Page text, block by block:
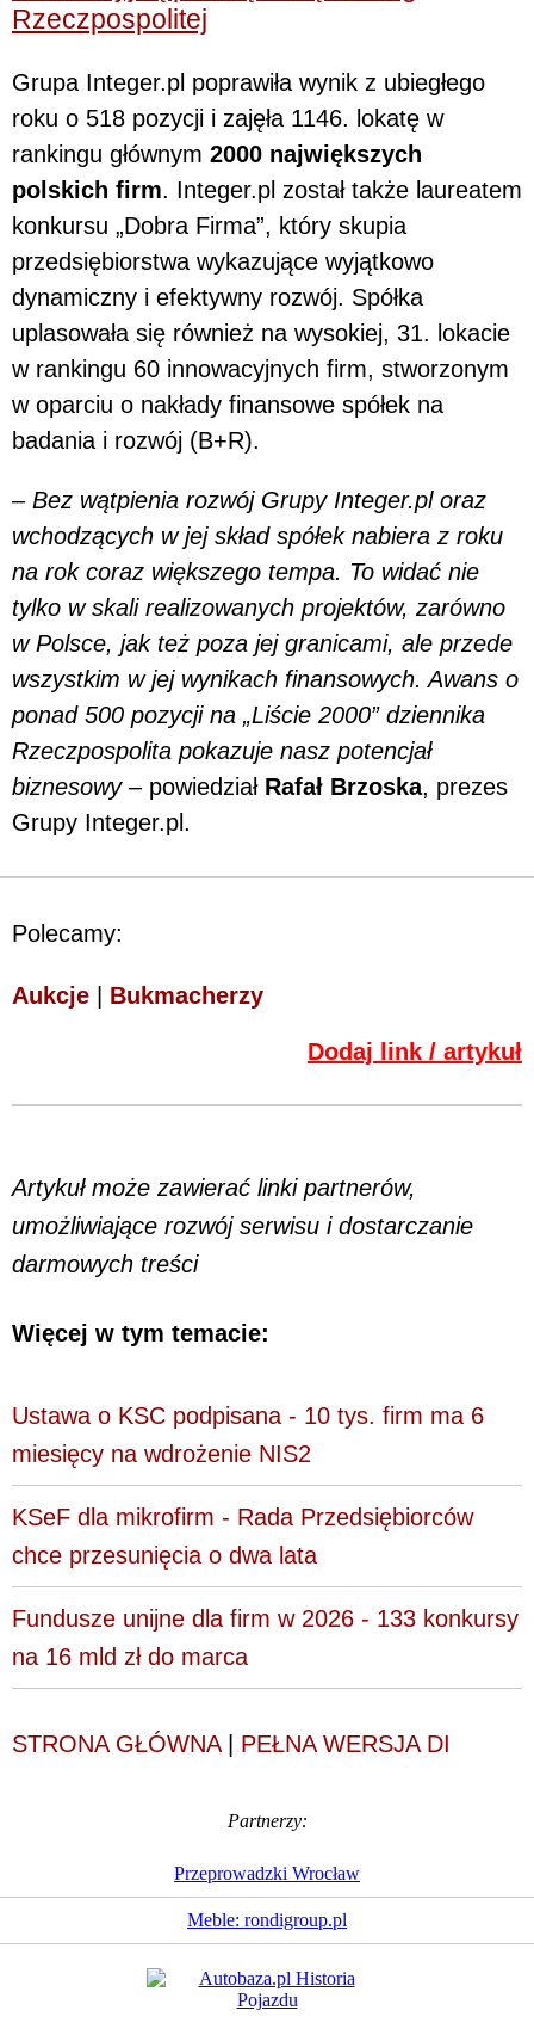
Rzeczpospolitej
Grupa Integer.pl poprawiła wynik z ubiegłego
roku o 518 pozycji i zajęła 1146. lokatę w
rankingu głównym 2000 największych
polskich firm. Integer.pl został także laureatem
konkursu „Dobra Firma”, który skupia
przedsiębiorstwa wykazujące wyjątkowo
dynamiczny i efektywny rozwój. Spółka
uplasowała się również na wysokiej, 31. lokacie
w rankingu 60 innowacyjnych firm, stworzonym
w oparciu o nakłady finansowe spółek na
badania i rozwój (B+R).
– Bez wątpienia rozwój Grupy Integer.pl oraz
wchodzących w jej skład spółek nabiera z roku
na rok coraz większego tempa. To widać nie
tylko w skali realizowanych projektów, zarówno
w Polsce, jak też poza jej granicami, ale przede
wszystkim w jej wynikach finansowych. Awans o
ponad 500 pozycji na „Liście 2000” dziennika
Rzeczpospolita pokazuje nasz potencjał
biznesowy– powiedział Rafał Brzoska, prezes
Grupy Integer.pl.
Polecamy:
Aukcje | Bukmacherzy
Dodaj link / artykuł
Artykuł może zawierać linki partnerów,
umożliwiające rozwój serwisu i dostarczanie
darmowych treści
Więcej w tym temacie:
Ustawa o KSC podpisana - 10 tys. firm ma 6
miesięcy na wdrożenie NIS2
KSeF dla mikrofirm - Rada Przedsiębiorców
chce przesunięcia o dwa lata
Fundusze unijne dla firm w 2026 - 133 konkursy
na 16 mld zł do marca
STRONA GŁÓWNA| PEŁNA WERSJA DI
Partnerzy:
Przeprowadzki Wrocław
Meble: rondigroup.pl